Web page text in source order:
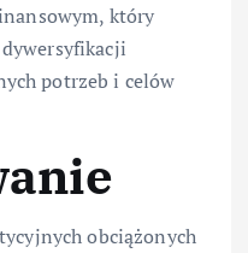
który
potrzeb i celów
obciążonych